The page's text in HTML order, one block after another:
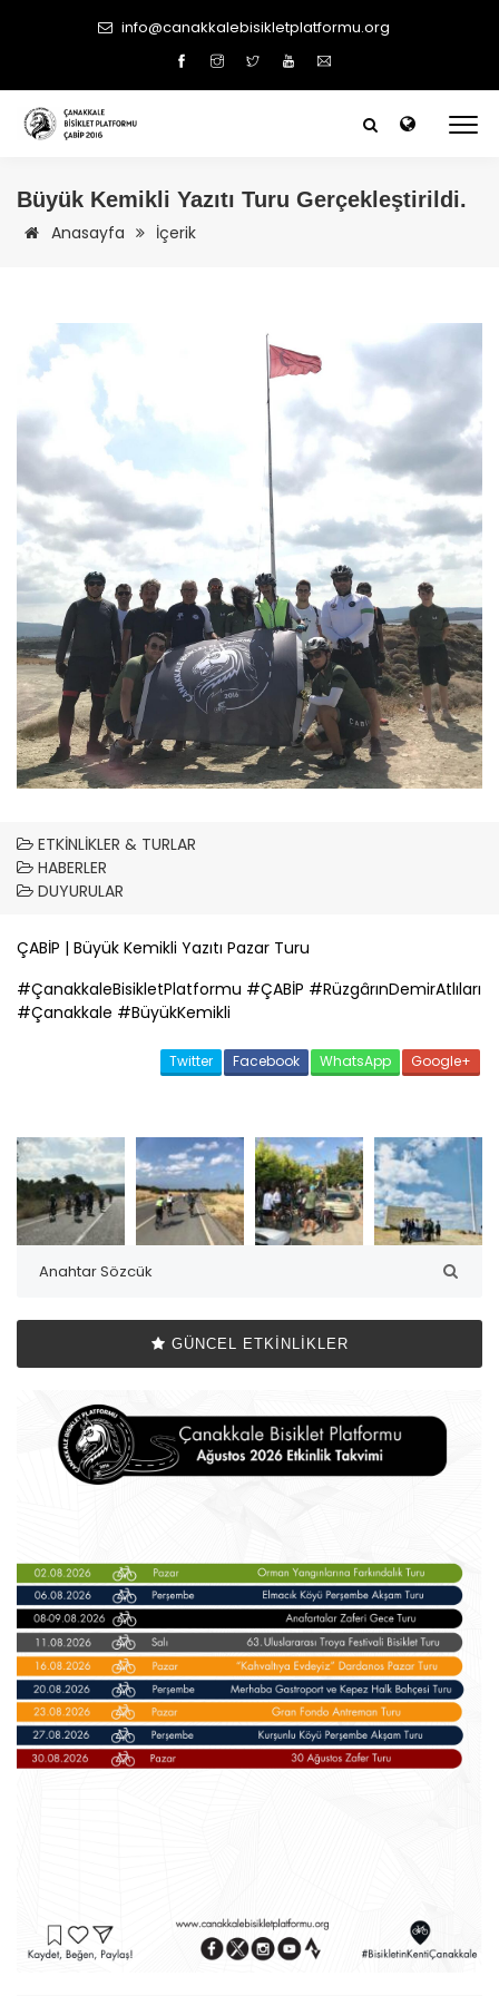
info@canakkalebisikletplatformu.org
Büyük Kemikli Yazıtı Turu Gerçekleştirildi.
Anasayfa İçerik
ETKINLIKLER & TURLAR
HABERLER
DUYURULAR
ÇABİP | Büyük Kemikli Yazıtı Pazar Turu
#ÇanakkaleBisikletPlatformu #ÇABİP #RüzgârınDemirAtlıları
#Çanakkale #BüyükKemikli
Twitter Facebook WhatsApp Google+
GÜNCEL ETKINLIKLER